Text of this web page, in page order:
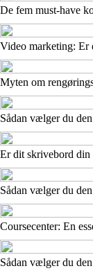
De fem must-have
Video marketing: Er
Myten om
Sådan vælger du
Er dit skrivebord
Sådan vælger du
Coursecenter: En
Sådan vælger du